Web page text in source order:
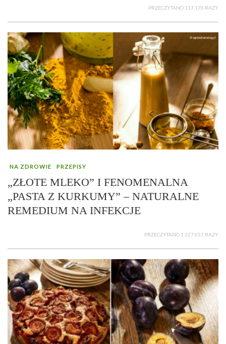
PRZECZYTANO 117 176 RAZY
NA ZDROWIE PRZEPISY
„ZŁOTE MLEKO” I FENOMENALNA
„PASTA Z KURKUMY” – NATURALNE
REMEDIUM NA INFEKCJE
PRZECZYTANO 1 227 657 RAZY